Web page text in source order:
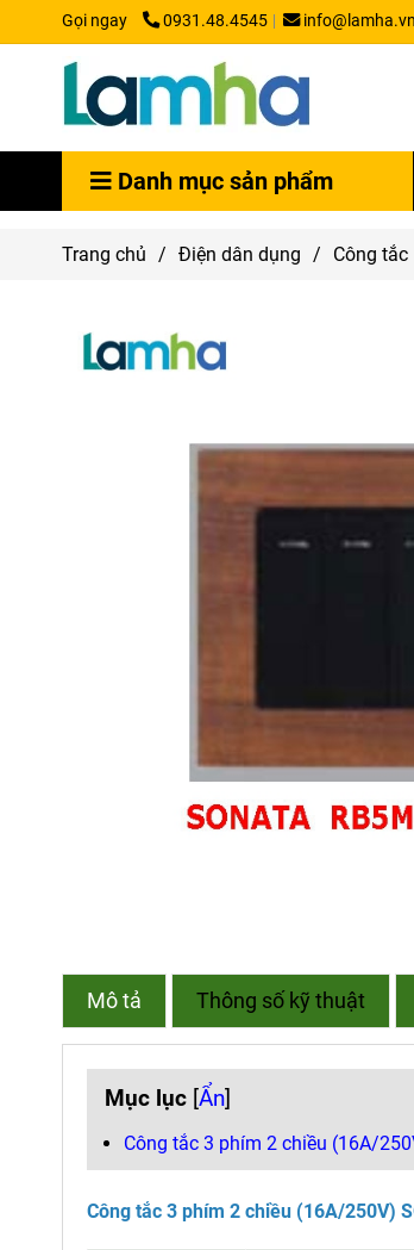
Gọi ngay 0931.48.4545 info@lamha.vn
Danh mục sản phẩm
Trang chủ / Điện dân dụng / Công tắc
Mô tả Thông số kỹ thuật
Mục lục [Ẩn]
Công tắc 3 phím 2 chiều (16A/
Công tắc 3 phím 2 chiều (16A/250V)